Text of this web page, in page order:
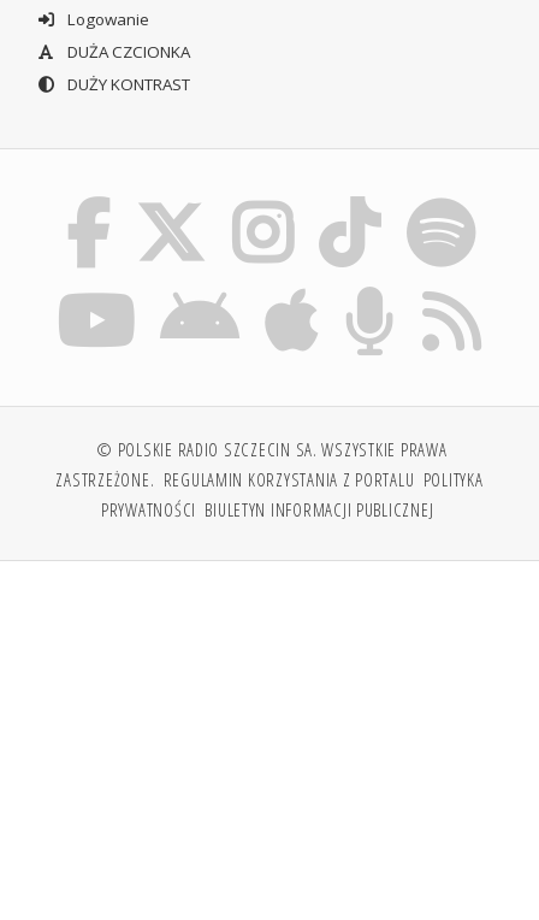
Logowanie
DUŻA CZCIONKA
DUŻY KONTRAST
© POLSKIE RADIO SZCZECIN SA. WSZYSTKIE PRAWA
ZASTRZEŻONE. REGULAMIN KORZYSTANIA Z PORTALU POLITYKA
PRYWATNOŚCI BIULETYN INFORMACJI PUBLICZNEJ